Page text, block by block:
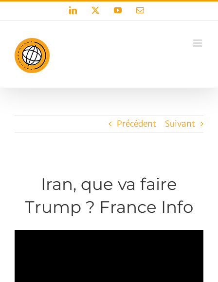
LinkedIn YouTubeEmail
Précédent Suivant
Iran, que va faire
Trump ? France Info